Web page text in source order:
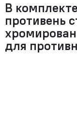
В
противень
для